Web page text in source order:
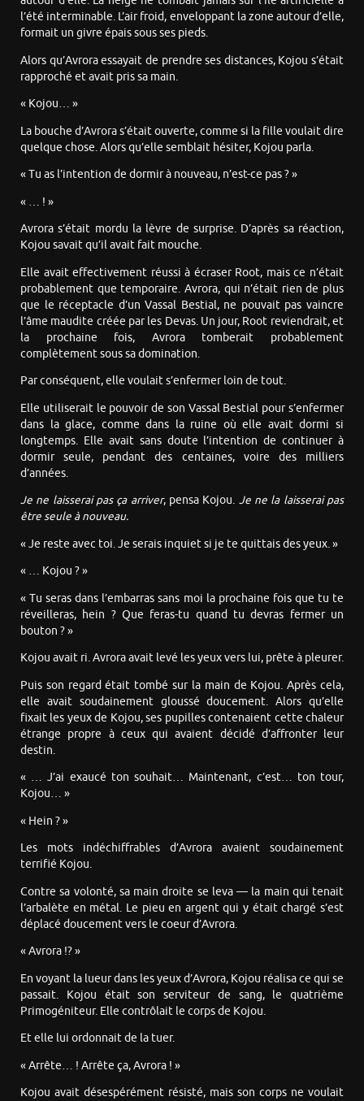
l’été interminable. L’air froid, enveloppant la zone autour d’elle,
formait un givre épais sous ses pieds.
Alors qu’Avrora essayait de prendre ses distances, Kojou s’était
rapproché et avait pris sa main.
« Kojou… »
La bouche d’Avrora s’était ouverte, comme si la fille voulait dire
quelque chose. Alors qu’elle semblait hésiter, Kojou parla.
« Tu as l’intention de dormir à nouveau, n’est-ce pas ? »
« … ! »
Avrora s’était mordu la lèvre de surprise. D’après sa réaction,
Kojou savait qu’il avait fait mouche.
Elle avait effectivement réussi à écraser Root, mais ce n’était
probablement que temporaire. Avrora, qui n’était rien de plus
que le réceptacle d’un Vassal Bestial, ne pouvait pas vaincre
l’âme maudite créée par les Devas. Un jour, Root reviendrait, et
la prochaine fois, Avrora tomberait probablement
complètement sous sa domination.
Par conséquent, elle voulait s’enfermer loin de tout.
Elle utiliserait le pouvoir de son Vassal Bestial pour s’enfermer
dans la glace, comme dans la ruine où elle avait dormi si
longtemps. Elle avait sans doute l’intention de continuer à
dormir seule, pendant des centaines, voire des milliers
d’années.
Je ne laisserai pas ça arriver, pensa Kojou. Je ne la laisserai pas
être seule à nouveau.
« Je reste avec toi. Je serais inquiet si je te quittais des yeux. »
« … Kojou ? »
« Tu seras dans l’embarras sans moi la prochaine fois que tu te
réveilleras, hein ? Que feras-tu quand tu devras fermer un
bouton ? »
Kojou avait ri. Avrora avait levé les yeux vers lui, prête à pleurer.
Puis son regard était tombé sur la main de Kojou. Après cela,
elle avait soudainement gloussé doucement. Alors qu’elle
fixait les yeux de Kojou, ses pupilles contenaient cette chaleur
étrange propre à ceux qui avaient décidé d’affronter leur
destin.
« … J’ai exaucé ton souhait… Maintenant, c’est… ton tour,
Kojou… »
« Hein ? »
Les mots indéchiffrables d’Avrora avaient soudainement
terrifié Kojou.
Contre sa volonté, sa main droite se leva — la main qui tenait
l’arbalète en métal. Le pieu en argent qui y était chargé s’est
déplacé doucement vers le coeur d’Avrora.
« Avrora !? »
En voyant la lueur dans les yeux d’Avrora, Kojou réalisa ce qui se
passait. Kojou était son serviteur de sang, le quatrième
Primogéniteur. Elle contrôlait le corps de Kojou.
Et elle lui ordonnait de la tuer.
« Arrête… ! Arrête ça, Avrora ! »
Kojou avait désespérément résisté, mais son corps ne voulait